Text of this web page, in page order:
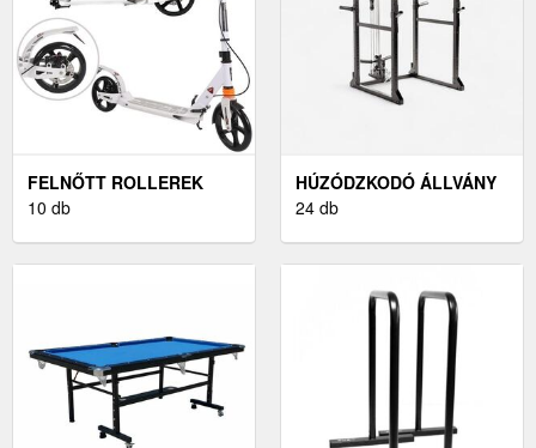
FELNŐTT ROLLEREK
10 db
HÚZÓDZKODÓ ÁLLVÁNY
24 db